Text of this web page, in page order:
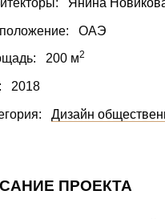
Янина
ОАЭ
200 м2
2018
Дизайн
ПРОЕКТА